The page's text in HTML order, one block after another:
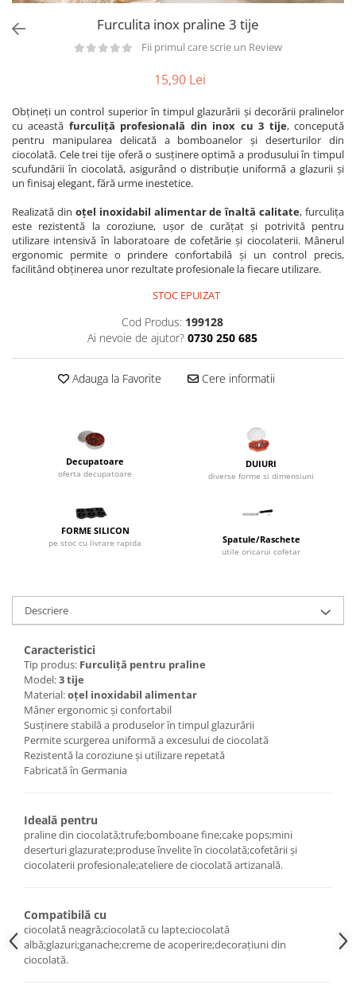
Perii cuptor
Alte accesorii pizza
Storcatoare/ Dozatoare suc Fructe
Sifon Frisca
Blender
Mese Inox Cafea
Aparatura Cafea
Aparatura Inghetata
Decupatoare
Patiserie,Pizza
Aparate copt tarte
Aparate si Matrite/Chitare
Caramelizator
Palnie/Utilaje Dozare
Pulverizatoare
Utilaje pentru Intins Aluat/fondant
Forme Briose
Forme Metal
Ustensile Decorare
Accesorii Posuri
Duiuri, Sprituri Decorare
Posuri Decorare
Seturi Decorare
Ustensile, Accesorii Cofetarie,
Termometru
Cani, Flacoane, Boluri, Vase
Cutite, Raschete
Merdenele, Role, Decupatoare
Spatule, Teluri, Pensule
Manusi
Stante, Cutere
Cutter/razatoare mozarella
Blender termic/Toaster
Formator hamburger
Aparate de
vidat/Ambalaje/Role/Pungi
Bain marie, Incalzitoare diverse
Furculita inox praline 3 tije
Fii primul care scrie un Review
15,90 Lei
Obțineți un control superior în timpul glazurării și decorării pralinelor
cu această furculiță profesională din inox cu 3 tije, concepută
pentru manipularea delicată a bomboanelor și deserturilor din
ciocolată. Cele trei tije oferă o susținere optimă a produsului în timpul
scufundării în ciocolată, asigurând o distribuție uniformă a glazurii și
un finisaj elegant, fără urme inestetice.
Realizată din oțel inoxidabil alimentar de înaltă calitate, furculița
este rezistentă la coroziune, ușor de curățat și potrivită pentru
utilizare intensivă în laboratoare de cofetărie și ciocolaterii. Mânerul
ergonomic permite o prindere confortabilă și un control precis,
facilitând obținerea unor rezultate profesionale la fiecare utilizare.
STOC EPUIZAT
Cod Produs: 199128
Ai nevoie de ajutor? 0730 250 685
Adauga la Favorite Cere informatii
Decupatoare
oferta decupatoare
DUIURI
diverse forme si dimensiuni
FORME SILICON
pe stoc cu livrare rapida Spatule/Raschete
utile oricarui cofetar
Descriere
Caracteristici
Tip produs: Furculiță pentru praline
Model:3 tije
Material:oțel inoxidabil alimentar
Mâner ergonomic și confortabil
Susținere stabilă a produselor în timpul glazurării
Permite scurgerea uniformă a excesului de ciocolată
Rezistentă la coroziune și utilizare repetată
Fabricată în Germania
Ideală pentru
praline din ciocolată;trufe;bomboane fine;cake pops;mini
deserturi glazurate;produse învelite în ciocolată;cofetării și
ciocolaterii profesionale;ateliere de ciocolată artizanală.
Compatibilă cu
ciocolată neagră;ciocolată cu lapte;ciocolată
albă;glazuri;ganache;creme de acoperire;decorațiuni din
ciocolată.